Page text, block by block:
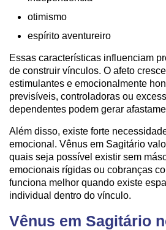
otimismo
espírito aventureiro
Essas características influenciam
de construir vínculos. O afeto
estimulantes e emocionalmente
previsíveis, controladoras ou
dependentes podem gerar
Além disso, existe forte
emocional. Vênus em Sagitário
quais seja possível existir sem
emocionais rígidas ou cobranças
funciona melhor quando existe
individual dentro do vínculo.
Vênus em Sagitário